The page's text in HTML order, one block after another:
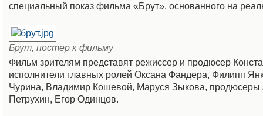
специальный показ фильма «Брут». основанного на
Брут, постер к фильму
Фильм зрителям представят режиссер и продюсер
исполнители главных ролей Оксана Фандера, Филипп
Чурина, Владимир Кошевой, Маруся Зыкова, продюсеры
Петрухин, Егор Одинцов.